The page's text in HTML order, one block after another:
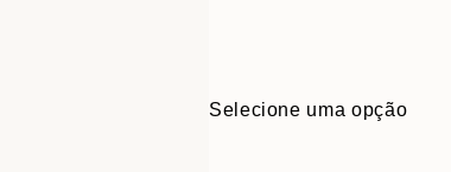
Selecione uma opção